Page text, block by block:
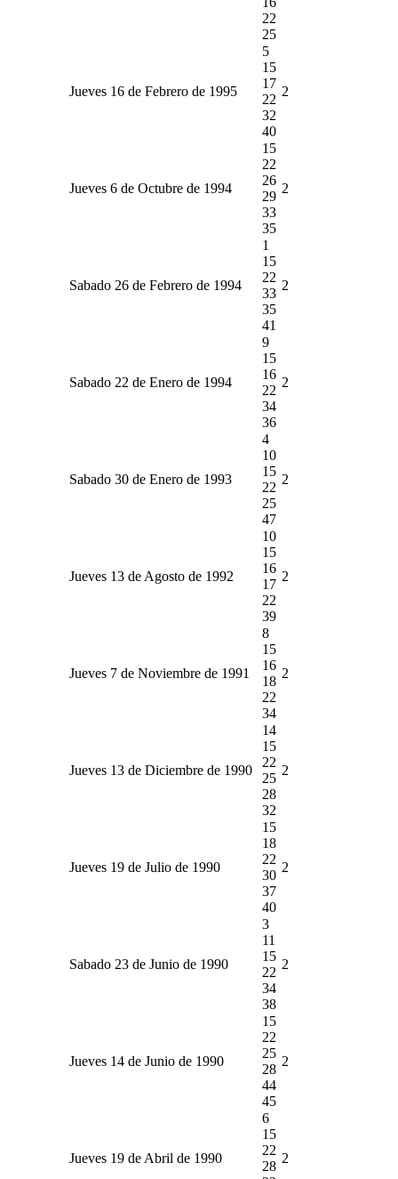
22
25
Jueves 16 de Febrero de 1995
5
15
17
22
32
40
2
Jueves 6 de Octubre de 1994
15
22
26
29
33
35
2
Sabado 26 de Febrero de 1994
1
15
22
33
35
41
2
Sabado 22 de Enero de 1994
9
15
16
22
34
36
2
Sabado 30 de Enero de 1993
4
10
15
22
25
47
2
Jueves 13 de Agosto de 1992
10
15
16
17
22
39
2
Jueves 7 de Noviembre de 1991
8
15
16
18
22
34
2
Jueves 13 de Diciembre de 1990
14
15
22
25
28
32
2
Jueves 19 de Julio de 1990
15
18
22
30
37
40
2
Sabado 23 de Junio de 1990
3
11
15
22
34
38
2
Jueves 14 de Junio de 1990
15
22
25
28
44
45
2
Jueves 19 de Abril de 1990
6
15
22
28
2